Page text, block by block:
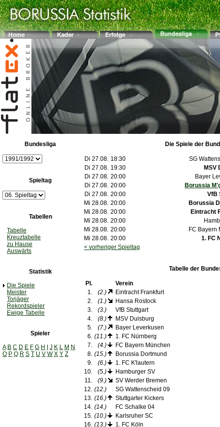
Bundesliga
Spieltag
Tabellen
Tabelle
Kreuztabelle
zu Hause
Auswärts
Statistik
Die Spiele
Meister
Torjäger
Rekordspieler
Ewige Tabelle
Spieler
A B C D E F G H J K L M N
O P Q R S T U V W X Y Z
Die Spiele der
Di 27.08. 18:30
SG
Di 27.08. 19:30
MSV
Di 27.08. 20:00
Bayer
Di 27.08. 20:00
Borussia
Di 27.08. 20:00
VfB
Mi 28.08. 20:00
Borussia
Mi 28.08. 20:00
Eintracht
Mi 28.08. 20:00
Mi 28.08. 20:00
FC Bayern
Mi 28.08. 20:00
1. FC
< vorheriger Spieltag
Tabelle der
Pl.
Verein
1.
(2.)
Eintracht Frankfurt
2.
(1.)
Hansa Rostock
3.
(3.)
VfB Stuttgart
4.
(8.)
MSV Duisburg
5.
(7.)
Bayer Leverkusen
6. (11.)
1. FC Nürnberg
7.
(4.)
FC Bayern München
8. (15.)
Borussia Dortmund
9.
(6.)
1. FC K'lautern
10.
(5.)
Hamburger SV
11.
(9.)
SV Werder Bremen
12. (12.)
SG Wattenscheid 09
13. (16.)
Stuttgarter Kickers
14. (14.)
FC Schalke 04
15. (10.)
Karlsruher SC
16. (13.)
1. FC Köln